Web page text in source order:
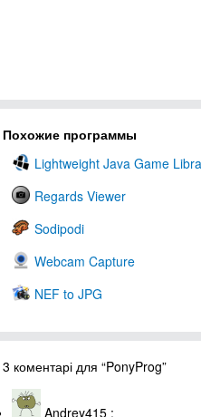
Похожие программы
Lightweight Java Game
Regards Viewer
Sodipodi
Webcam Capture
NEF to JPG
3 коментарі для “PonyProg”
Andrey415 :